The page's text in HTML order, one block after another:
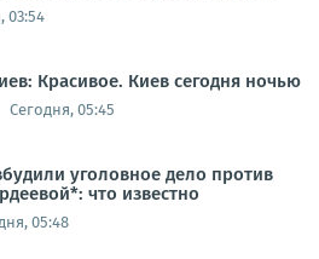
03:54
Красивое. Киев сегодня ночью
Сегодня, 05:45
уголовное дело против
что известно
05:48